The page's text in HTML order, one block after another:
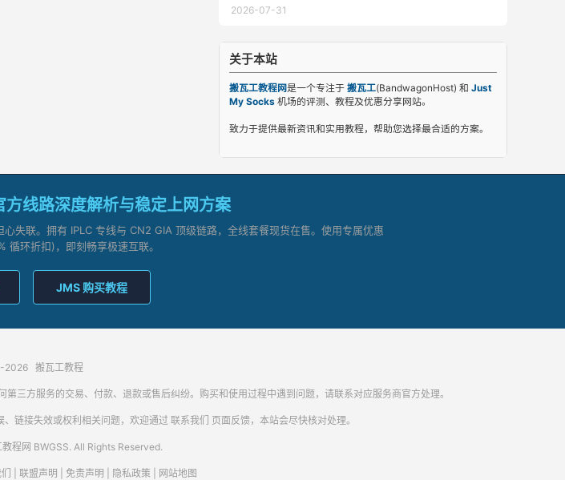
2026-07-31
关于本站
搬瓦工教程网是一个专注于 搬瓦工(BandwagonHost) 和 Just
My Socks 机场的评测、教程及优惠分享网站。
致力于提供最新资讯和实用教程，帮助您选择最合适的方案。
线路深度解析与稳定上网方案
失联。拥有 IPLC 专线与 CN2 GIA 顶级链路，全线套餐现货在售。使用专属优惠
环折扣)，即刻畅享极速互联。
JMS 购买教程
2026 搬瓦工教程
方服务的交易、付款、退款或售后纠纷。购买和使用过程中遇到问题，请联系对应服务商官方处理。
链接失效或权利相关问题，欢迎通过 联系我们 页面反馈，本站会尽快核对处理。
程网 BWGSS. All Rights Reserved.
联盟声明 免责声明 隐私政策 网站地图